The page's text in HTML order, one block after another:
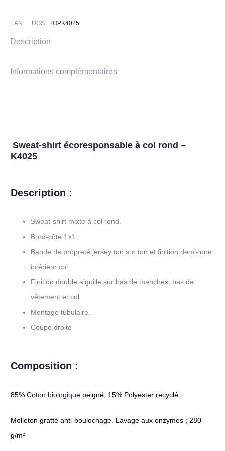
K4025
EAN: UGS : TOPK4025
Description
Informations complémentaires
Sweat-shirt écoresponsable à col rond –
K4025
Description :
Sweat-shirt mixte à col rond.
Bord-côte 1×1.
Bande de propreté jersey ton sur ton et finition demi-lune
intérieur col.
Finition double aiguille sur bas de manches, bas de
vêtement et col
Montage tubulaire.
Coupe droite
Composition :
85% Coton biologique peigné, 15% Polyester recyclé.
Molleton gratté anti-boulochage. Lavage aux enzymes ; 280
g/m²